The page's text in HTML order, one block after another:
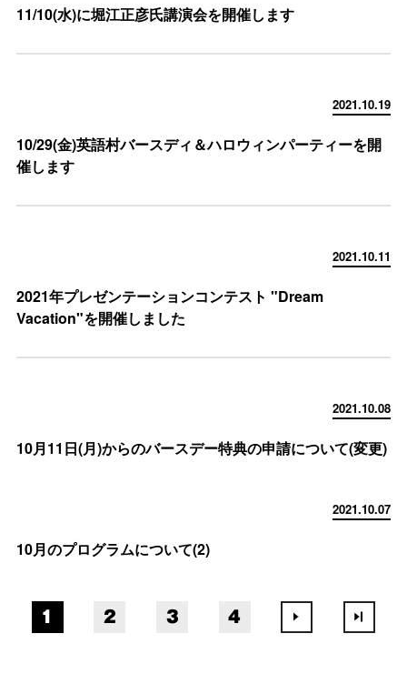
11/10(水)に堀江正彦氏講演会を開催します
2021.10.19
10/29(金)英語村バースディ＆ハロウィンパーティーを開
催します
2021.10.11
2021年プレゼンテーションコンテスト "Dream
Vacation"を開催しました
2021.10.08
10月11日(月)からのバースデー特典の申請について(変更)
2021.10.07
10月のプログラムについて(2)
1 2 3 4